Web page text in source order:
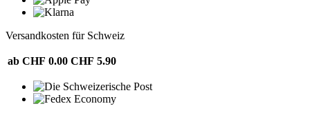
Versandkosten für Schweiz
ab CHF 0.00 CHF 5.90